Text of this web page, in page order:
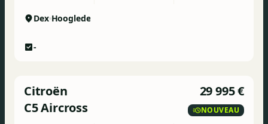
Dex Hooglede
-
Citroën
C5 Aircross
29 995 €
NOUVEAU